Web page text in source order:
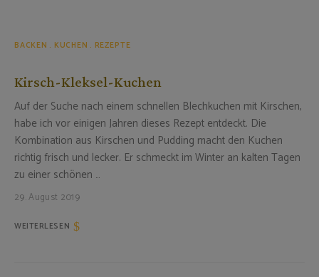
BACKEN KUCHEN REZEPTE
Kirsch-Kleksel-Kuchen
Auf der Suche nach einem schnellen Blechkuchen mit Kirschen,
habe ich vor einigen Jahren dieses Rezept entdeckt. Die
Kombination aus Kirschen und Pudding macht den Kuchen
richtig frisch und lecker. Er schmeckt im Winter an kalten Tagen
zu einer schönen …
29. August 2019
WEITERLESEN